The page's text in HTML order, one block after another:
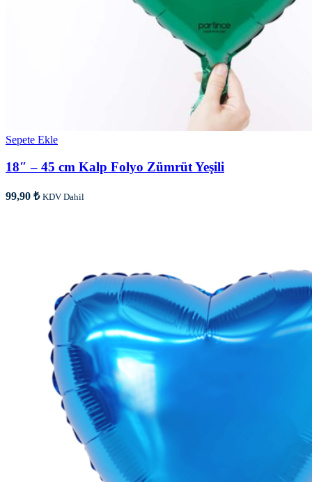
Sepete Ekle
18″ – 45 cm Kalp Folyo Zümrüt Yeşili
99,90 ₺ KDV Dahil